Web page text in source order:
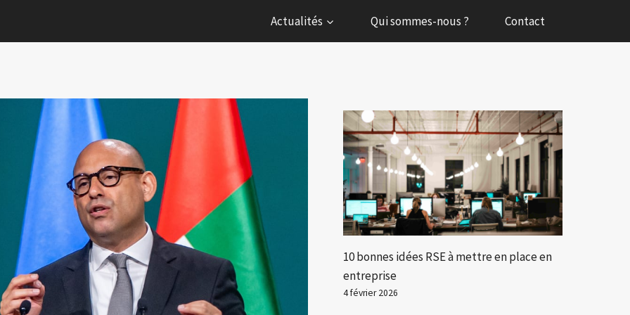
Actualités Qui sommes-nous ? Contact
10 bonnes idées RSE à mettre en place en
entreprise
4 février 2026